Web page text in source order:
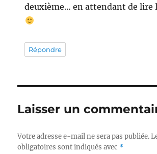
deuxième… en attendant de lire
Répondre
Laisser un
Votre adresse e-mail ne sera pas publiée.
obligatoires sont indiqués avec *